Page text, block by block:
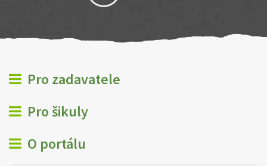
Pro zadavatele
Pro šikuly
O portálu